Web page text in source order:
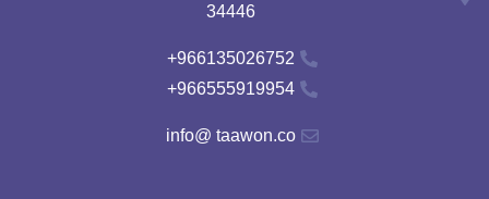
34446
966135026752+
966555919954+
info@ taawon.co